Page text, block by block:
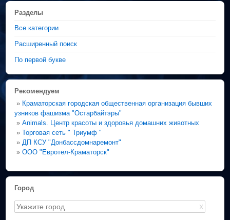
Разделы
Все категории
Расширенный поиск
По первой букве
Рекомендуем
» Краматорская городская общественная организация бывших
узников фашизма "Остарбайтэры"
»Animals. Центр красоты и здоровья домашних животных
»Торговая сеть " Триумф "
» ДП КСУ "Донбассдомнаремонт"
»ООО "Евротел-Краматорск"
Город
X